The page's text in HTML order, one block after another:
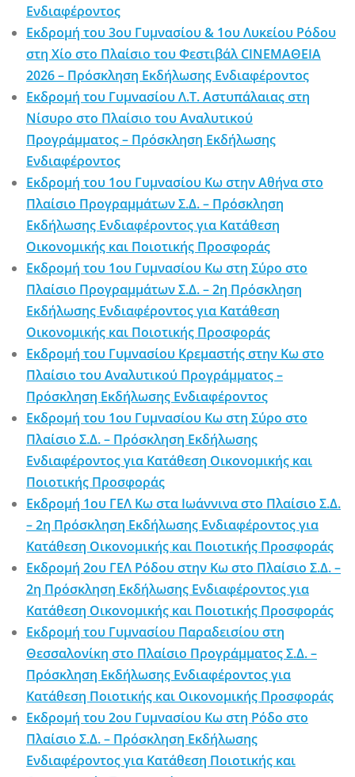
Ενδιαφέροντος
Εκδρομή του 3ου Γυμνασίου & 1ου Λυκείου Ρόδου
στη Χίο στο Πλαίσιο του Φεστιβάλ CINEΜΑΘΕΙΑ
2026 – Πρόσκληση Εκδήλωσης Ενδιαφέροντος
Εκδρομή του Γυμνασίου Λ.Τ. Αστυπάλαιας στη
Νίσυρο στο Πλαίσιο του Αναλυτικού
Προγράμματος – Πρόσκληση Εκδήλωσης
Ενδιαφέροντος
Εκδρομή του 1ου Γυμνασίου Κω στην Αθήνα στο
Πλαίσιο Προγραμμάτων Σ.Δ. – Πρόσκληση
Εκδήλωσης Ενδιαφέροντος για Κατάθεση
Οικονομικής και Ποιοτικής Προσφοράς
Εκδρομή του 1ου Γυμνασίου Κω στη Σύρο στο
Πλαίσιο Προγραμμάτων Σ.Δ. – 2η Πρόσκληση
Εκδήλωσης Ενδιαφέροντος για Κατάθεση
Οικονομικής και Ποιοτικής Προσφοράς
Εκδρομή του Γυμνασίου Κρεμαστής στην Κω στο
Πλαίσιο του Αναλυτικού Προγράμματος –
Πρόσκληση Εκδήλωσης Ενδιαφέροντος
Εκδρομή του 1ου Γυμνασίου Κω στη Σύρο στο
Πλαίσιο Σ.Δ. – Πρόσκληση Εκδήλωσης
Ενδιαφέροντος για Κατάθεση Οικονομικής και
Ποιοτικής Προσφοράς
Εκδρομή 1ου ΓΕΛ Κω στα Ιωάννινα στο Πλαίσιο Σ.Δ.
– 2η Πρόσκληση Εκδήλωσης Ενδιαφέροντος για
Κατάθεση Οικονομικής και Ποιοτικής Προσφοράς
Εκδρομή 2ου ΓΕΛ Ρόδου στην Κω στο Πλαίσιο Σ.Δ. –
2η Πρόσκληση Εκδήλωσης Ενδιαφέροντος για
Κατάθεση Οικονομικής και Ποιοτικής Προσφοράς
Εκδρομή του Γυμνασίου Παραδεισίου στη
Θεσσαλονίκη στο Πλαίσιο Προγράμματος Σ.Δ. –
Πρόσκληση Εκδήλωσης Ενδιαφέροντος για
Κατάθεση Ποιοτικής και Οικονομικής Προσφοράς
Εκδρομή του 2ου Γυμνασίου Κω στη Ρόδο στο
Πλαίσιο Σ.Δ. – Πρόσκληση Εκδήλωσης
Ενδιαφέροντος για Κατάθεση Ποιοτικής και